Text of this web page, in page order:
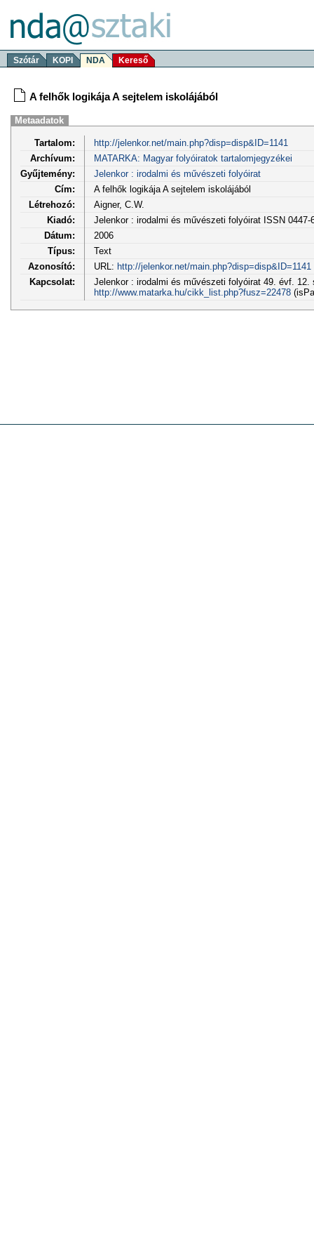
Szótár KOPI NDA Kereső
A felhők logikája A sejtelem iskolájából
Metaadatok
Tartalom:
http://jelenkor.net/main.php?disp=disp&ID=1141
Archívum:
MATARKA: Magyar folyóiratok tartalomjegyzékei
Gyűjtemény:
Jelenkor : irodalmi és művészeti folyóirat
Cím:
A felhők logikája A sejtelem iskolájából
Létrehozó:
Aigner, C.W.
Kiadó:
Jelenkor : irodalmi és művészeti folyóirat ISSN 0447-
Dátum:
2006
Típus:
Text
Azonosító:
URL: http://jelenkor.net/main.php?disp=disp&ID=1141
Kapcsolat:
Jelenkor : irodalmi és művészeti folyóirat 49. évf. 12.
http://www.matarka.hu/cikk_list.php?fusz=22478